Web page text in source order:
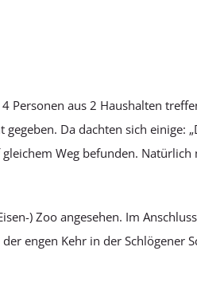
Personen aus 2 Haushalten
Da dachten sich einige:
Weg befunden.
) Zoo angesehen. Im
engen Kehr in der Schlögener